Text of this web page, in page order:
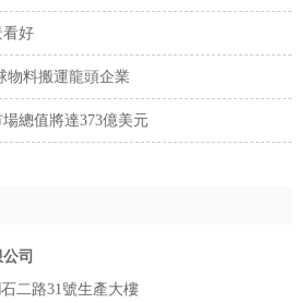
看好
物料搬運龍頭企業
總值將達373億美元
司
二路31號生產大樓